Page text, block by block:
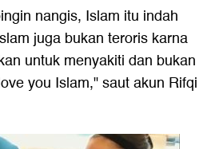
nangis, Islam itu indah
juga bukan teroris karna
untuk menyakiti dan bukan
you Islam," saut akun Rifqi